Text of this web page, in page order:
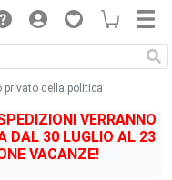
privato della politica
VERRANNO
DAL 30 LUGLIO AL 23
VACANZE!